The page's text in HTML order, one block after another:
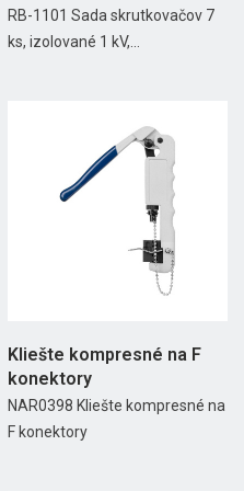
RB-1101 Sada skrutkovačov 7
ks, izolované 1 kV,...
Kliešte kompresné na F
konektory
NAR0398 Kliešte kompresné na
F konektory